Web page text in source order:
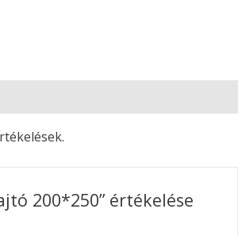
200*250” értékelése